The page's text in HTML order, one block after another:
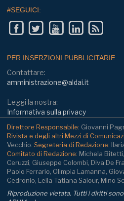
#SEGUICI:
PER INSERZIONI PUBBLICITARIE
Contattare:
amministrazione@aldai.it
Leggi la nostra:
Informativa sulla privacy
Direttore Responsabile: Giovanni
Rivista e degli altri Mezzi di
Vecchio. Segreteria di Redazione:
Comitato di Redazione: Michela
Ceruzzi, Giuseppe Colombi, Diva De
Paolo Ferrario, Olimpia Lamanna,
Cedronio, Leila Tatiana Salour, Mino
Riproduzione vietata. Tutti i diritti